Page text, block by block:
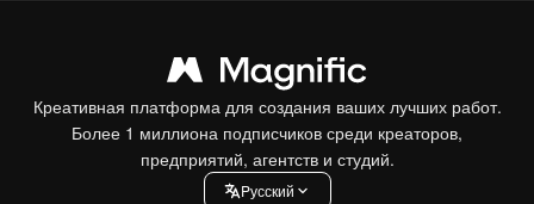
Креативная платформа для создания ваших лучших работ.
Более 1 миллиона подписчиков среди креаторов,
предприятий, агентств и студий.
Pусский